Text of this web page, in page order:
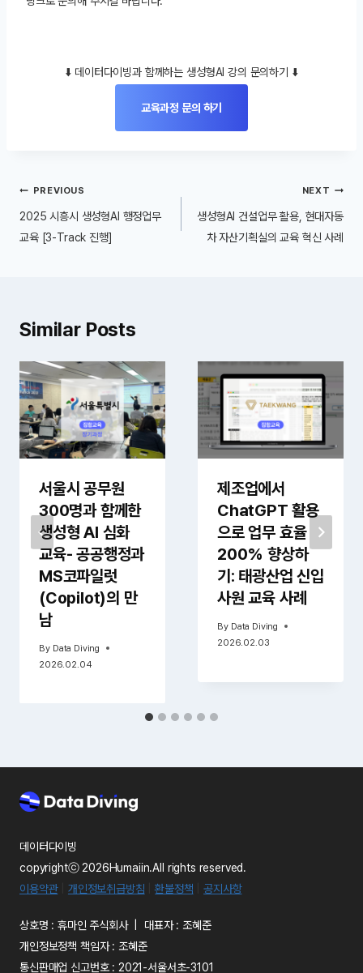
⬇️ 데이터다이빙과 함께하는 생성형AI 강의 문의하기 ⬇️
교육과정 문의 하기
글
내
비
션
PREVIOUS
2025 시흥시 생성형AI 행정업무
교육 [3-Track 진행]
NEXT
생성형AI 건설업무 활용, 현대자동
차 자산기획실의 교육 혁신 사례
Similar Posts
서울시 공무원
300명과 함께한
생성형 AI 심화
교육- 공공행정과
MS코파일럿
(Copilot)의 만
남
By Data Diving
2026.02.04
제조업에서
ChatGPT 활용
으로 업무 효율
200% 향상하
기: 태광산업 신입
사원 교육 사례
By Data Diving
2026.02.03
데이터다이빙
copyrightⓒ 2026Humaiin.All rights reserved.
이용약관| 개인정보취급방침 |환불정책 |공지사항
상호명 : 휴마인 주식회사 | 대표자 : 조혜준
개인정보정책 책임자 : 조혜준
통신판매업 신고번호 : 2021-서울서초-3101